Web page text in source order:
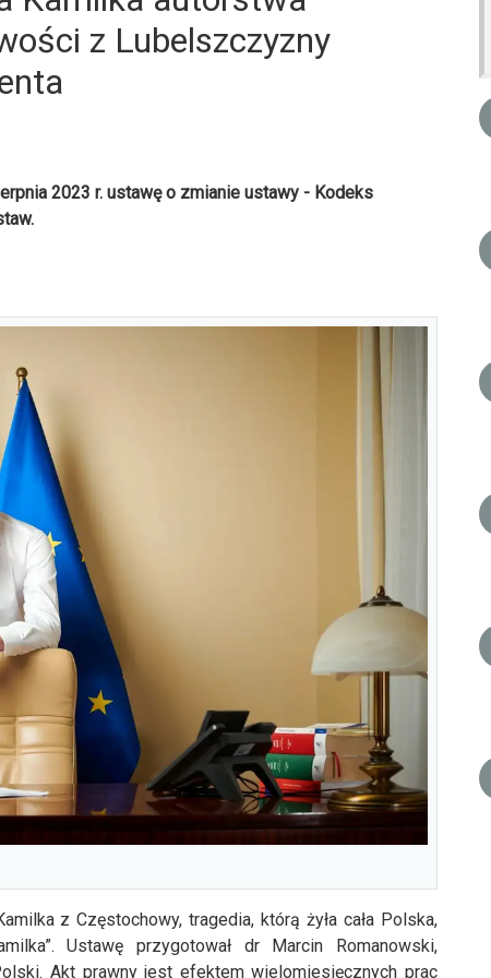
z Lubelszczyzny
2023 r. ustawę o zmianie ustawy - Kodeks
z Częstochowy, tragedia, którą żyła cała Polska,
Ustawę przygotował dr Marcin Romanowski,
Akt prawny jest efektem wielomiesięcznych prac